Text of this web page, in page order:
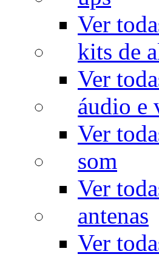
Ver
kits de
Ver
áudio e
Ver
som
Ver
antenas
Ver